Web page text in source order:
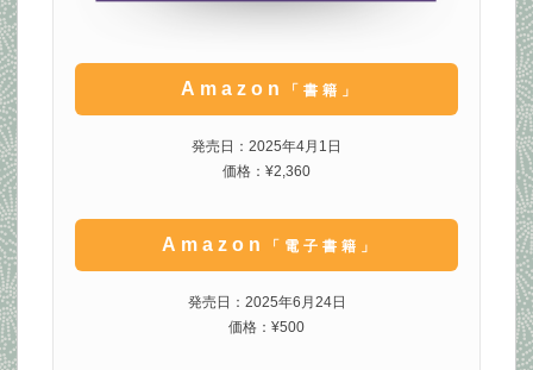
Amazon 「書籍」
発売日：2025年4月1日
価格：¥2,360
Amazon 「電子書籍」
発売日：2025年6月24日
価格：¥500